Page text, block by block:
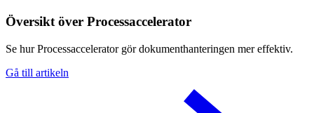
Översikt över Processaccelerator
Se hur Processaccelerator gör dokumenthanteringen mer effektiv.
Gå till artikeln